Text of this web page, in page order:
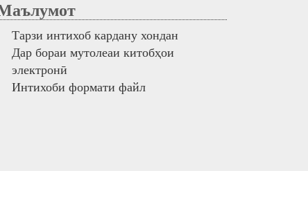
Тарзи интихоб кардану хондан
Дар бораи мутолеаи китобҳои
электронӣ
Интихоби формати файл